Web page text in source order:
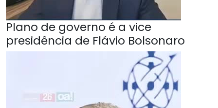
Plano de governo é a vice
presidência de Flávio Bolsonaro